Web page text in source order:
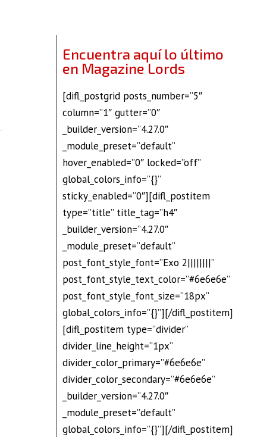
Encuentra aquí lo último
en Magazine Lords
[difl_postgrid posts_number=”5″
column=”1″ gutter=”0″
_builder_version=”4.27.0″
_module_preset=”default”
hover_enabled=”0″ locked=”off”
global_colors_info=”{}”
sticky_enabled=”0″][difl_postitem
type=”title” title_tag=”h4″
_builder_version=”4.27.0″
_module_preset=”default”
post_font_style_font=”Exo 2||||||||”
post_font_style_text_color=”#6e6e6e”
post_font_style_font_size=”18px”
global_colors_info=”{}”][/difl_postitem]
[difl_postitem type=”divider”
divider_line_height=”1px”
divider_color_primary=”#6e6e6e”
divider_color_secondary=”#6e6e6e”
_builder_version=”4.27.0″
_module_preset=”default”
global_colors_info=”{}”][/difl_postitem]